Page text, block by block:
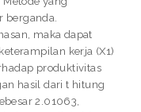
berganda.
maka dapat
kerja (X1)
produktivitas
hasil dari t hitung
2.01063,